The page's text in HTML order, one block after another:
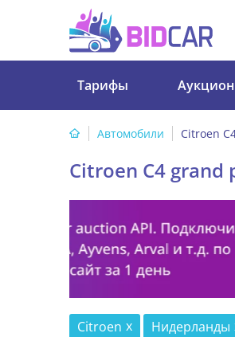
Тарифы
Автомобили Citroen
Citroen C4
Citroen Нидерланды